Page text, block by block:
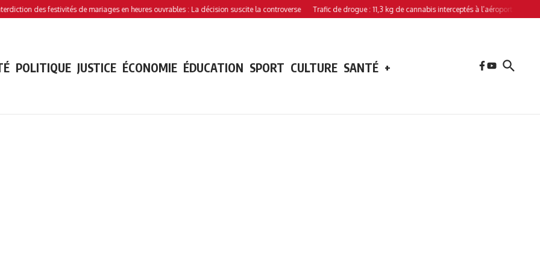
des festivités de mariages en heures ouvrables : La décision suscite la controverse Trafic de drogue : 11,3 kg de cannabis interceptés à l’aéroport de Hahaya
POLITIQUE JUSTICE ÉCONOMIE ÉDUCATION SPORT CULTURE SANTÉ +